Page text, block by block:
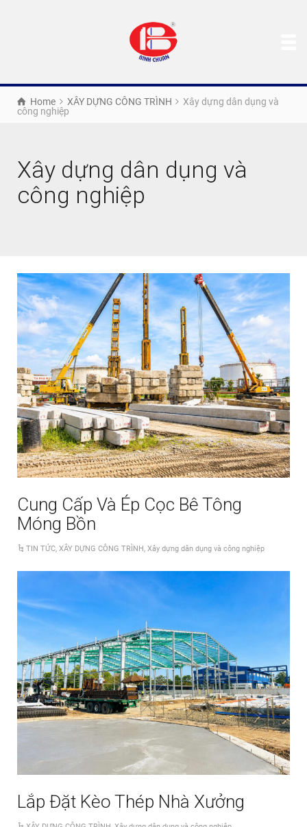
Home XÂY DỰNG CÔNG TRÌNH
Xây dựng dân dụng và
công nghiệp
Xây dựng dân dụng và
công nghiệp
Cung Cấp Và Ép Cọc Bê Tông
Móng Bồn
TIN TỨC,XÂY DỰNG CÔNG TRÌNH,Xây dựng dân dụng và công nghiệp
Lắp Đặt Kèo Thép Nhà Xưởng